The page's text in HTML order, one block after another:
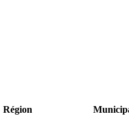
Région